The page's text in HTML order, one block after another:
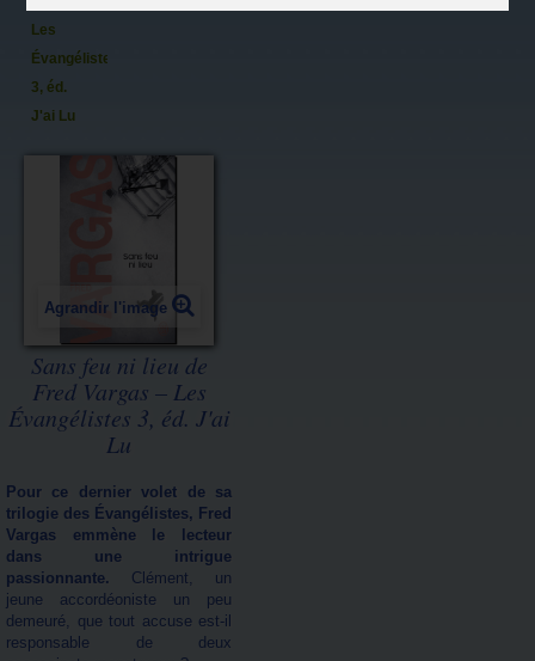
Les
Évangélistes
3, éd.
J'ai Lu
Agrandir l'image
Sans feu ni lieu de
Fred Vargas – Les
Évangélistes 3, éd. J'ai
Lu
Pour ce dernier volet de sa
trilogie des Évangélistes, Fred
Vargas emmène le lecteur
dans une intrigue
passionnante. Clément, un
jeune accordéoniste un peu
demeuré, que tout accuse est-il
responsable de deux